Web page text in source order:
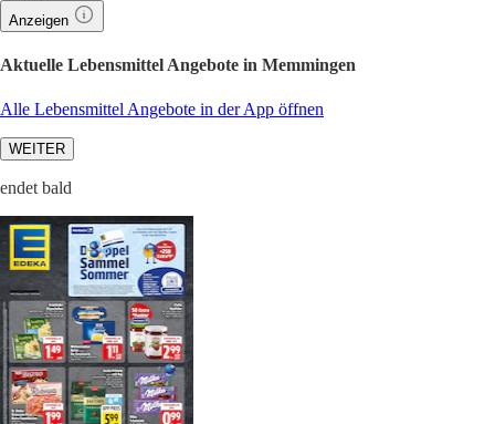
Anzeigen
Aktuelle Lebensmittel Angebote in Memmingen
Alle Lebensmittel Angebote in der App öffnen
WEITER
endet bald